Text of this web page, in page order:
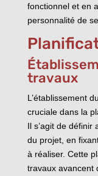
fonctionnel et en
personnalité de
travaux
L’établissement
cruciale dans la
Il s’agit de définir
du projet, en
à réaliser. Cette
travaux avancent